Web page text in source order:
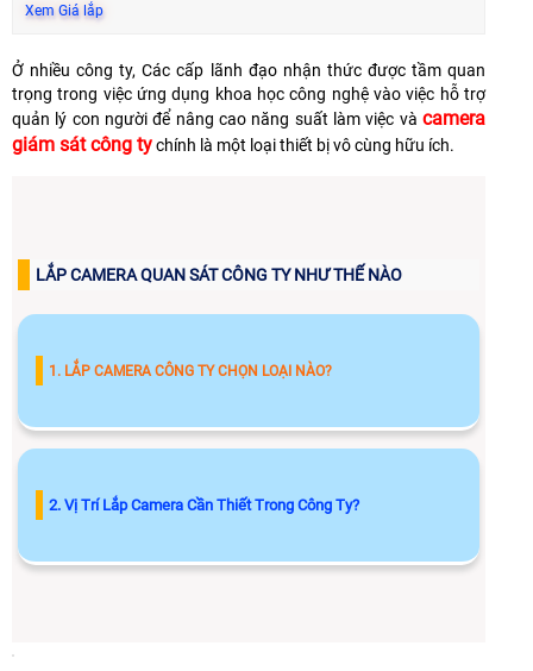
Xem Giá lắp
Ở nhiều công ty, Các cấp lãnh đạo nhận thức được tầm quan
trọng trong việc ứng dụng khoa học công nghệ vào việc hỗ trợ
quản lý con người để nâng cao năng suất làm việc và camera
giám sát công tychính là một loại thiết bị vô cùng hữu ích.
LẮP CAMERA QUAN SÁT CÔNG TY NHƯ THẾ NÀO
1. LẮP CAMERA CÔNG TY CHỌN LOẠI NÀO?
2. Vị Trí Lắp Camera Cần Thiết Trong Công Ty?